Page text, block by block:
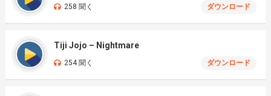
258 聞く ダウンロード
Tiji Jojo – Nightmare
254 聞く ダウンロード